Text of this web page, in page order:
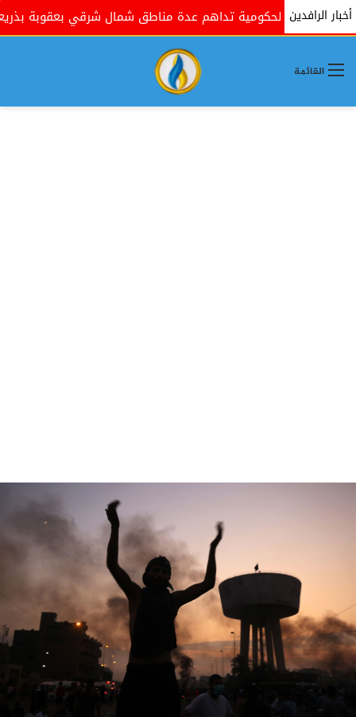
أخبار الرافدينالحكومية تداهم عدة مناطق شمال شرقي بعقوبة بذريعة
القائمة